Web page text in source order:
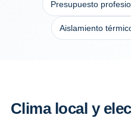
Presupuesto
Aislamiento
Clima local y